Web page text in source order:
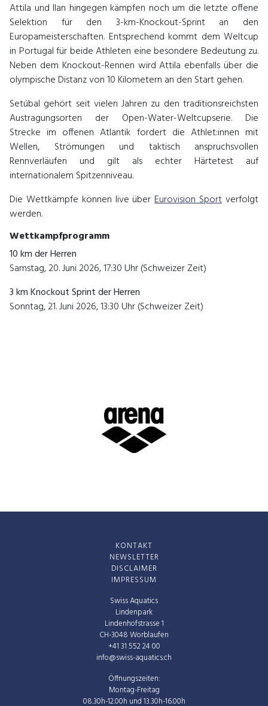
Attila und Ilan hingegen kämpfen noch um die letzte offene
Selektion für den 3-km-Knockout-Sprint an den
Europameisterschaften. Entsprechend kommt dem Weltcup
in Portugal für beide Athleten eine besondere Bedeutung zu.
Neben dem Knockout-Rennen wird Attila ebenfalls über die
olympische Distanz von 10 Kilometern an den Start gehen.
Setúbal gehört seit vielen Jahren zu den traditionsreichsten
Austragungsorten der Open-Water-Weltcupserie. Die
Strecke im offenen Atlantik fordert die Athlet:innen mit
Wellen, Strömungen und taktisch anspruchsvollen
Rennverläufen und gilt als echter Härtetest auf
internationalem Spitzenniveau.
Die Wettkämpfe können live überEurovision Sportverfolgt
werden.
Wettkampfprogramm
10 km der Herren
Samstag, 20. Juni 2026, 17:30 Uhr (Schweizer Zeit)
3 km Knockout Sprint der Herren
Sonntag, 21. Juni 2026, 13:30 Uhr (Schweizer Zeit)
Swiss Aquatics
Lindenpark
Lindenhofstrasse 1
CH-3048 Worblaufen
+41 31 552 24 00
info@swiss-aquatics.ch
Öffnungszeiten:
Montag-Freitag
08.30h-12.00h und 13.30h-16.00h
KONTAKT
NEWSLETTER
DISCLAIMER
IMPRESSUM